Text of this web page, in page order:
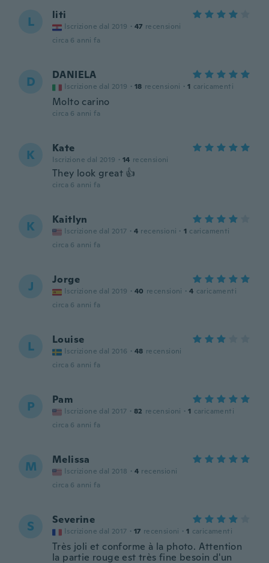
L liti
Iscrizione dal 2019 · 47 recensioni
circa 6 anni fa
D DANIELA
Iscrizione dal 2019 · 18 recensioni · 1 caricamenti
Molto carino
circa 6 anni fa
K Kate
Iscrizione dal 2019 · 14 recensioni
They look great 👍
circa 6 anni fa
K Kaitlyn
Iscrizione dal 2017 · 4 recensioni · 1 caricamenti
circa 6 anni fa
J Jorge
Iscrizione dal 2019 · 40 recensioni · 4 caricamenti
circa 6 anni fa
L Louise
Iscrizione dal 2016 · 48 recensioni
circa 6 anni fa
P Pam
Iscrizione dal 2017 · 82 recensioni · 1 caricamenti
circa 6 anni fa
M Melissa
Iscrizione dal 2018 · 4 recensioni
circa 6 anni fa
S Severine
Iscrizione dal 2017 · 17 recensioni · 1 caricamenti
Très joli et conforme à la photo. Attention
la partie rouge est très fine besoin d'un